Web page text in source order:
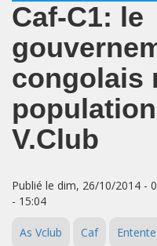
Caf-C1: le
congolais
V.Club
Publié le dim, 26/10/2014 -
- 15:04
As Vclub Caf